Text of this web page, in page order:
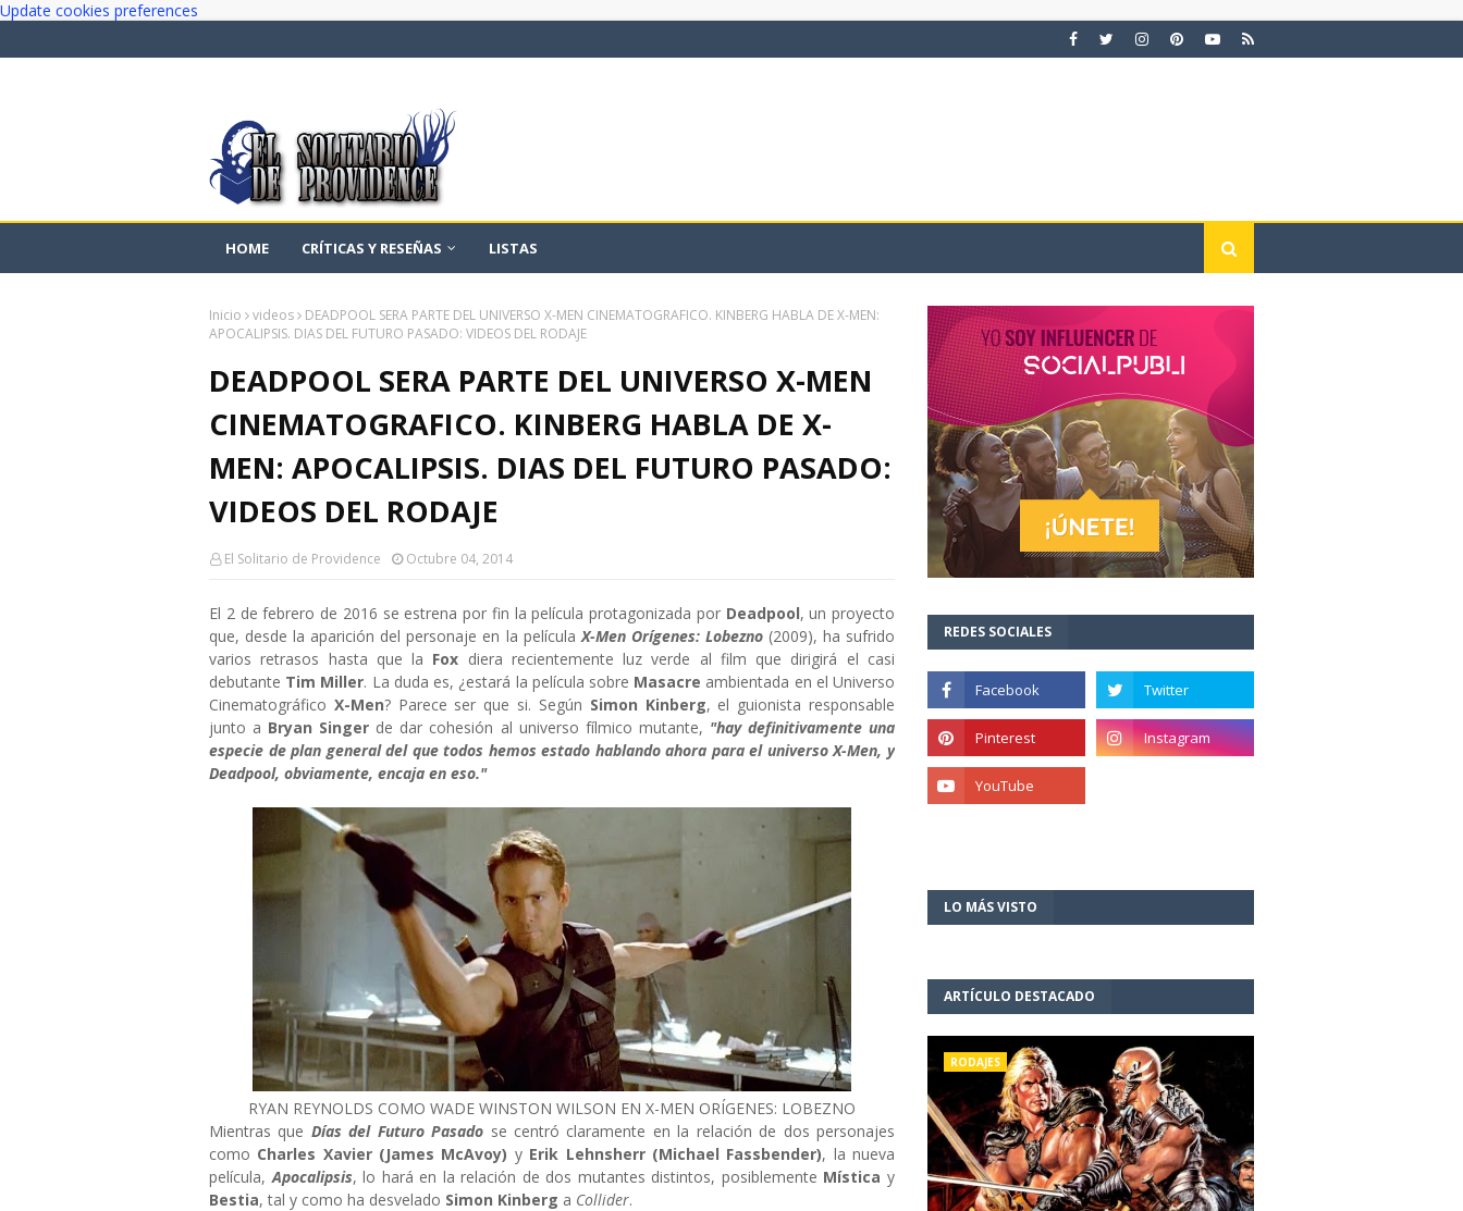
Update cookies preferences
HOME CRÍTICAS Y RESEÑAS LISTAS
Inicio videos
DEADPOOL SERA PARTE DEL UNIVERSO X-MEN CINEMATOGRAFICO. KINBERG HABLA DE X-MEN:
APOCALIPSIS. DIAS DEL FUTURO PASADO: VIDEOS DEL RODAJE
DEADPOOL SERA PARTE DEL UNIVERSO X-MEN
CINEMATOGRAFICO. KINBERG HABLA DE X-
MEN: APOCALIPSIS. DIAS DEL FUTURO PASADO:
VIDEOS DEL RODAJE
El Solitario de Providence Octubre 04, 2014
El 2 de febrero de 2016 se estrena por fin la película protagonizada por Deadpool, un proyecto
que, desde la aparición del personaje en la películaX-Men Orígenes: Lobezno(2009), ha sufrido
varios retrasos hasta que la Fox diera recientemente luz verde al film que dirigirá el casi
debutante Tim Miller. La duda es, ¿estará la película sobre Masacre ambientada en el Universo
Cinematográfico X-Men? Parece ser que si. Según Simon Kinberg, el guionista responsable
junto a Bryan Singer de dar cohesión al universo fílmico mutante, "hay definitivamente una
especie de plan general del que todos hemos estado hablando ahora para el universo X-Men, y
Deadpool, obviamente, encaja en eso."
RYAN REYNOLDS COMO WADE WINSTON WILSON EN X-MEN ORÍGENES: LOBEZNO
Mientras que Días del Futuro Pasado se centró claramente en la relación de dos personajes
como Charles Xavier (James McAvoy) y Erik Lehnsherr (Michael Fassbender), la nueva
película,Apocalipsis, lo hará en la relación de dos mutantes distintos, posiblemente Místicay
Bestia, tal y como ha desvelado Simon Kinberg a Collider.
REDES SOCIALES
LO MÁS VISTO
ARTÍCULO DESTACADO
RODAJES